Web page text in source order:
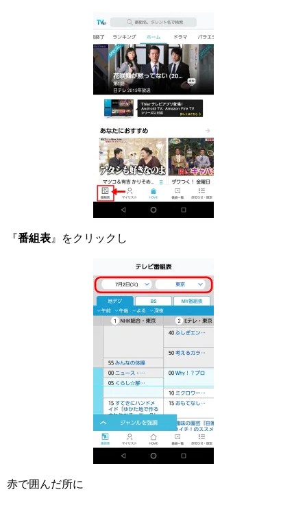
『番組表 』をクリックし
赤で囲んだ所に